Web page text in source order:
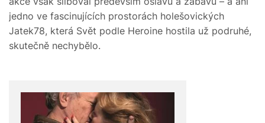
jedno ve fascinujících prostorách holešovických
Jatek78, která Svět podle Heroine hostila už podruhé,
skutečně nechybělo.